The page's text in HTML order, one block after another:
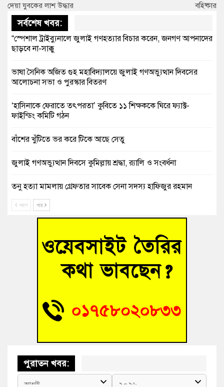
দেয়া যুবকের লাশ উদ্ধার
বহিষ্কার
সর্বশেষ খবর:
“স্পেশাল ট্রাইব্যুনালে জুলাই গণহত্যার বিচার করেন, জনগণ আপনাদের
ছাড়বে না-সাক্কু
ভাষা সৈনিক অজিত গুহ মহাবিদ্যালয়ে জুলাই গণঅভ্যুত্থান দিবসের
আলোচনা সভা ও পুরস্কার বিতরণ
‘হাসিনাকে ফেরাতে তৎপরতা’ কুবিতে ১১ শিক্ষককে ঘিরে ফ্যাক্ট-
ফাইন্ডিং কমিটি গঠন
বাঁশের খুঁটিতে ভর করে টিকে আছে সেতু
জুলাই গণঅভ্যুত্থান দিবসে কুমিল্লায় শ্রদ্ধা, র‍্যালি ও সংবর্ধনা
তনু হত্যা মামলায় গ্রেফতার সাবেক সেনা সদস্য হাফিজুর রহমান
আহত শিক্ষার্থীদের দেখতে গিয়ে মেডিকেলের ক্যান্টিনে অবরুদ্ধ জবি
হোমনায় বিধবা নারীর জমি দখল ও জীবননাশের হুমকির অভিযোগ
বুড়িচংয়ে অতিথি পাখির আবাসস্থল সংরক্ষণে প্রশাসনের উদ্যোগ; ৯
বুড়িচংয়ে জুলাই গণঅভ্যুত্থান দিবস উদযাপন উপলক্ষে প্রস্তুতিমূলক
আগে পরে
পুরাতন খবর: